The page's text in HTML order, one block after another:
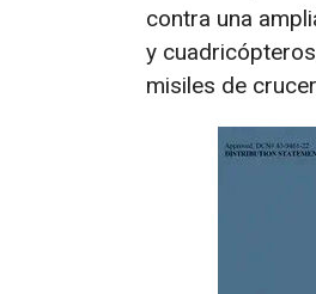
contra una
y
misiles de